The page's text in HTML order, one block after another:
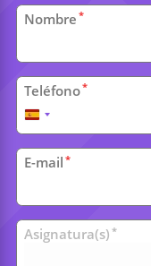
Datos
personales
Nombre *
Teléfono*
España
+34
E-mail *
Clases
universitarias
Asignatura(s) *